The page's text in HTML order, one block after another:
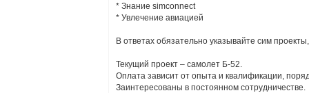
* Знание simconnect
* Увлечение авиацией
В ответах обязательно указывайте сим
Текущий проект – самолет Б-52.
Оплата зависит от опыта и квалификации,
Заинтересованы в постоянном сотрудничестве.